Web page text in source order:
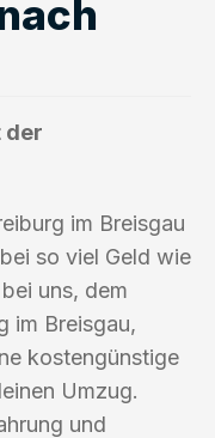
der
im Breisgau
so viel Geld wie
uns, dem
im Breisgau,
kostengünstige
Umzug.
und